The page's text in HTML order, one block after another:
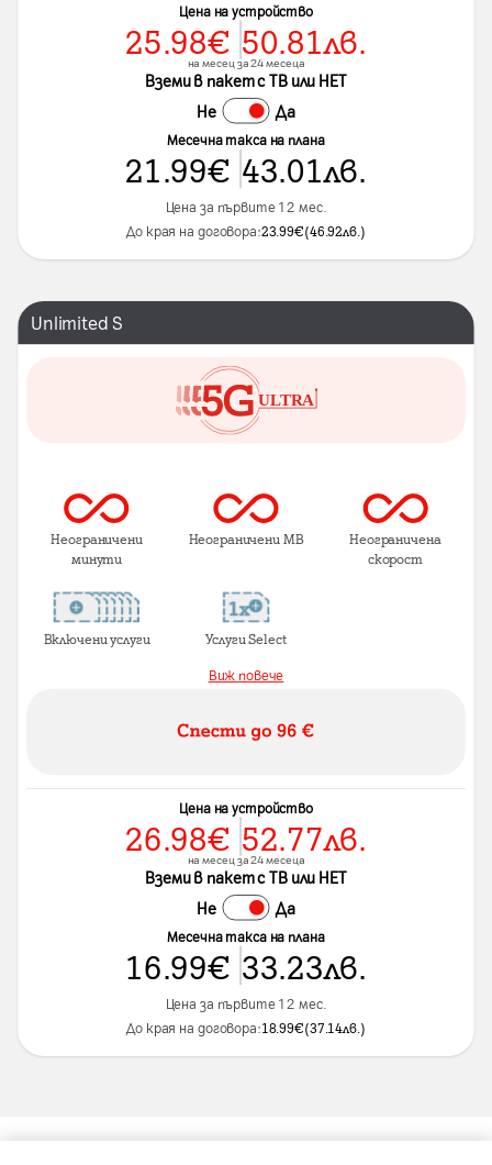
Цена на устройство
25.98€ 50.81лв.
на месец за 24 месеца
Вземи в пакет с ТВ или НЕТ
Не Да
Месечна такса на плана
21.99€ 43.01лв.
Цена за първите 12 мес.
До края на договора:23.99€(46.92лв. )
Unlimited S
Неограничени
минути
Неограничени MB Неограничена
скорост
Включени услуги Услуги Select
Виж повече
Цена на устройство
26.98€ 52.77лв.
на месец за 24 месеца
Вземи в пакет с ТВ или НЕТ
Не Да
Месечна такса на плана
16.99€ 33.23лв.
Цена за първите 12 мес.
До края на договора:18.99€(37.14лв. )